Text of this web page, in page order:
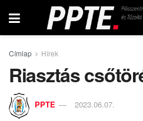
Címlap Hírek
Riasztás
PPTE 2023.06.07.